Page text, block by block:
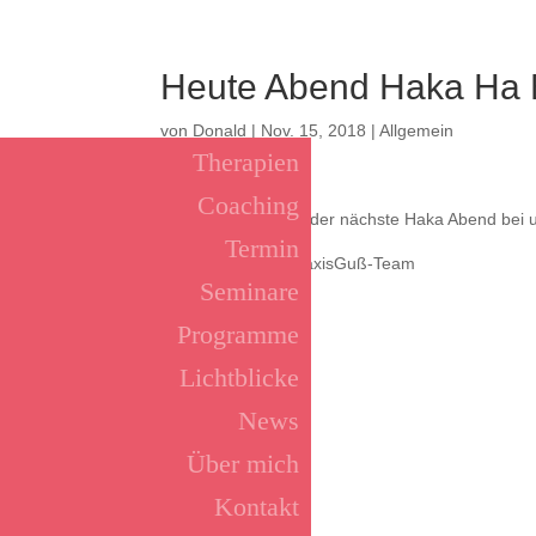
Therapien
Coaching
Termin
Seminare
Programme
Lichtblicke
News
Über mich
Kontakt
Heute Abend Haka Ha
von Donald | Nov. 15, 2018 |Allgemein
Heute Abend findet der nächste Haka Abend
Alles Liebe Dein PraxisGuß-Team